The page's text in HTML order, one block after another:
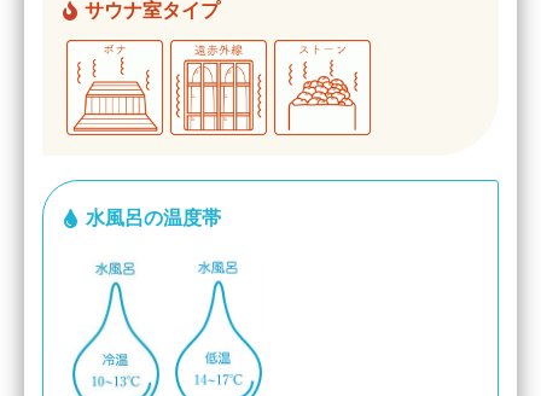
サウナ室タイプ
水風呂の温度帯